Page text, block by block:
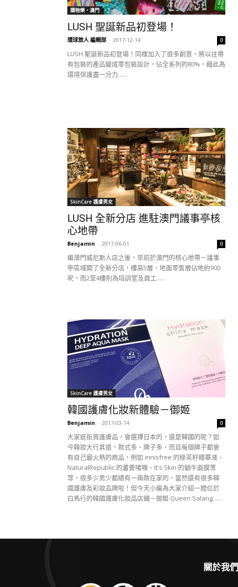
購物樂‧澳門
LUSH 聖誕新品初登場！
環球旅人 編輯部 - 2017-12-14 0
LUSH 聖誕新品初登場！同樣加入了很多創意，將以往帶
有包裝的產品變成零包裝設計，佔全系列的80%，藉此為
環境保護盡一分力......
SkinCare 護膚男女
LUSH 全新分店 進駐澳門議事亭核
心地帶
Benjamin - 2017-06-01 0
繼澳門威尼斯人店之後，早前於澳門的核心地帶－議事
亭區域開了全新分店，樓高5層，地面零售層佔地約900
呎，而2至4樓則為培訓室及員工......
SkinCare 護膚男女
韓國護膚化妝新體驗－御姬
Benjamin - 2017-03-14 0
大家逛街買護膚品，會選擇日本的，還是韓國的呢？如
今韓妝大行其道，款式多、牌子多，而且每個牌子都會
有自己最火熱的商品，例如 innisfree 的綠茶籽精華液、
NaturalRepublic 的蘆薈啫喱、It's Skin 的蝸牛面膜等
等，很多少男少都總有一兩款在家的，當然還有很多韓
國護膚及彩妝品牌啦！但今天小編為大家介紹一間位於
白馬行的韓國護膚化妝品店鋪－御姬 Queen Salang......
關於我們